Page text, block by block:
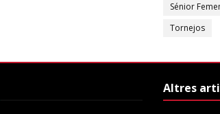
Sénior
Tornejos
Altres